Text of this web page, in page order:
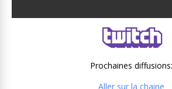
Prochaines diffusions:
Aller sur la chaine